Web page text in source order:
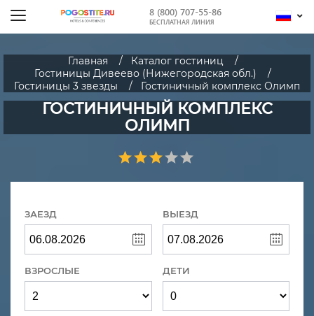
8 (800) 707-55-86
БЕСПЛАТНАЯ ЛИНИЯ
Главная
Каталог гостиниц
Гостиницы Дивеево (Нижегородская обл.)
Гостиницы 3 звезды
Гостиничный комплекс Олимп
ГОСТИНИЧНЫЙ КОМПЛЕКС
ОЛИМП
ЗАЕЗД ВЫЕЗД
ВЗРОСЛЫЕ ДЕТИ